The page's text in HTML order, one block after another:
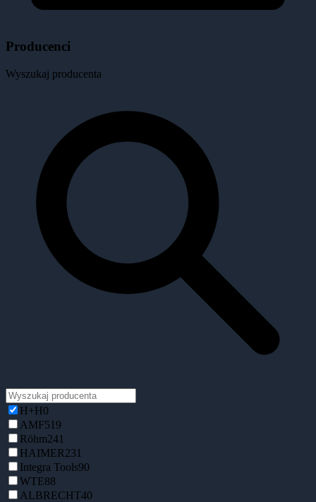
Producenci
Wyszukaj producenta
H+H0
AMF519
Röhm241
HAIMER231
Integra Tools90
WTE88
ALBRECHT40